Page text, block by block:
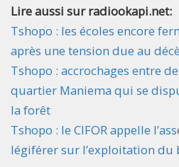
Lire aussi sur radiookapi.net:
Tshopo : les écoles encore
après une tension due au
Tshopo : accrochages entre
quartier Maniema qui se
la forêt
Tshopo : le CIFOR appelle
légiférer sur l’exploitation du